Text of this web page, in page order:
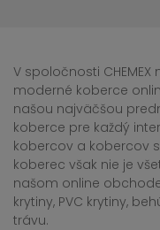
V spoločnosti
moderné koberce
našou najväčšou
koberce pre každý
kobercov a kobercov
koberec však nie je
našom online
krytiny, PVC krytiny,
trávu.